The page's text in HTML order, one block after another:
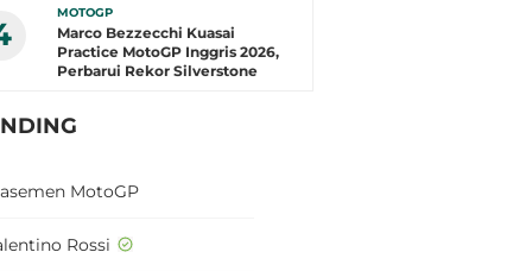
MOTOGP
Marco Bezzecchi Kuasai
Practice MotoGP Inggris 2026,
Perbarui Rekor Silverstone
MotoGP
Rossi